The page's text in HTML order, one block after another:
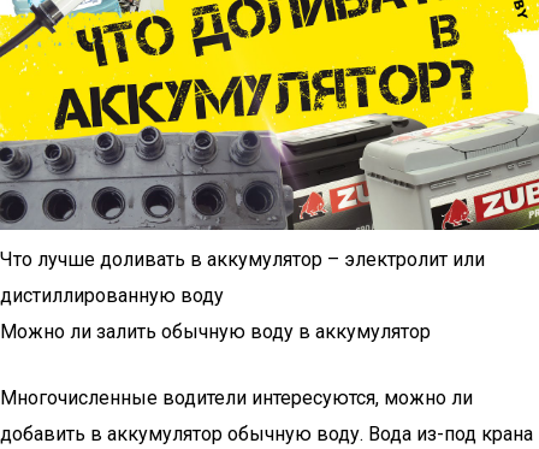
Что лучше доливать в аккумулятор – электролит или
дистиллированную воду
Можно ли залить обычную воду в аккумулятор
Многочисленные водители интересуются, можно ли
добавить в аккумулятор обычную воду. Вода из-под крана